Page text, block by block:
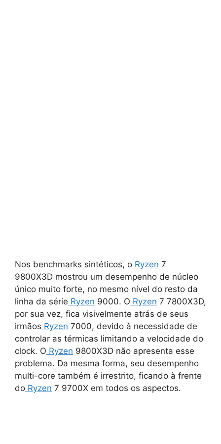
Nos benchmarks sintéticos, o Ryzen 7
9800X3D mostrou um desempenho de núcleo
único muito forte, no mesmo nível do resto da
linha da série Ryzen 9000. O Ryzen 7 7800X3D,
por sua vez, fica visivelmente atrás de seus
irmãos Ryzen 7000, devido à necessidade de
controlar as térmicas limitando a velocidade do
clock. O Ryzen 9800X3D não apresenta esse
problema. Da mesma forma, seu desempenho
multi-core também é irrestrito, ficando à frente
do Ryzen 7 9700X em todos os aspectos.